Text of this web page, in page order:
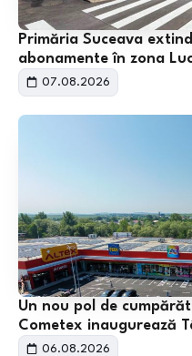
Primăria Suceava
abonamente în zona
07.08.2026
Un nou pol de
Cometex inaugurează
06.08.2026